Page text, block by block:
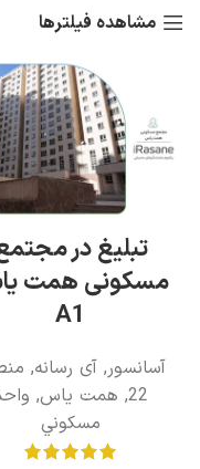
مشاهده فیلترها
تبلیغ در
مسکونی همت
A1
آسانسور,آی رسانه,
22
, همت یاس,
مسکوني